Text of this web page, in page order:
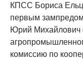
КПСС Бориса
первым
Юрий Михайлович
комиссию по